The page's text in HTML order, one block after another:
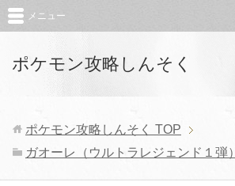
ポケモン攻略しんそく
メニュー
ポケモン攻略しんそく TOP
ガオーレ（ウルトラレジェンド１弾）